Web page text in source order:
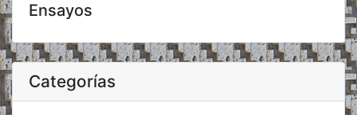
Ensayos
Categorías